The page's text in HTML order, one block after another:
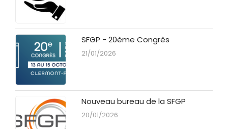
SFGP - 20ème Congrès
21/01/2026
Nouveau bureau de la SFGP
20/01/2026